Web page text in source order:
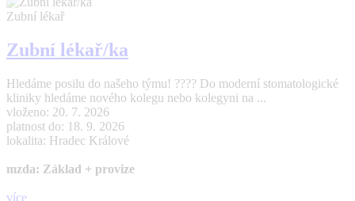
Zubní lékař
Zubní lékař/ka
Hledáme posilu do našeho týmu! ???? Do moderní stomatologické
kliniky hledáme nového kolegu nebo kolegyni na ...
vloženo: 20. 7. 2026
platnost do: 18. 9. 2026
lokalita: Hradec Králové
mzda: Základ + provize
více